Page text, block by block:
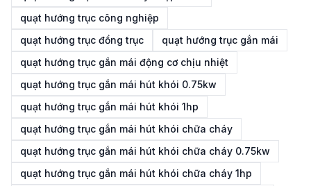
quạt hướng trục công nghiệp
quạt hướng trục đồng trục
quạt hướng trục gắn mái
quạt hướng trục gắn mái động cơ chịu nhiệt
quạt hướng trục gắn mái hút khói 0.75kw
quạt hướng trục gắn mái hút khói 1hp
quạt hướng trục gắn mái hút khói chữa cháy
quạt hướng trục gắn mái hút khói chữa cháy 0.75kw
quạt hướng trục gắn mái hút khói chữa cháy 1hp